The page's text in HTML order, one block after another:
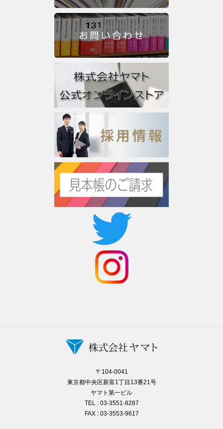
〒104-0041
東京都中央区新富1丁目13番21号
ヤマト第一ビル
TEL : 03-3551-8287
FAX : 03-3553-9617